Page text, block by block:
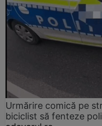
Urmărire comică pe
biciclist să fenteze